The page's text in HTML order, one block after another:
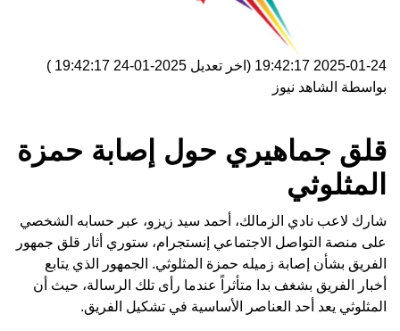
2025-01-24 19:42:17 (اخر تعديل 2025-01-24 19:42:17
)
بواسطة الشاهد نيوز
قلق جماهيري حول إصابة حمزة
المثلوثي
شارك لاعب نادي الزمالك، أحمد سيد زيزو، عبر حسابه الشخصي
على منصة التواصل الاجتماعي إنستجرام، ستوري أثار قلق جمهور
الفريق بشأن إصابة زميله حمزة المثلوثي. الجمهور الذي يتابع
أخبار الفريق بشغف بدا متأثراً عندما رأى تلك الرسالة، حيث أن
المثلوثي يعد أحد العناصر الأساسية في تشكيل الفريق.